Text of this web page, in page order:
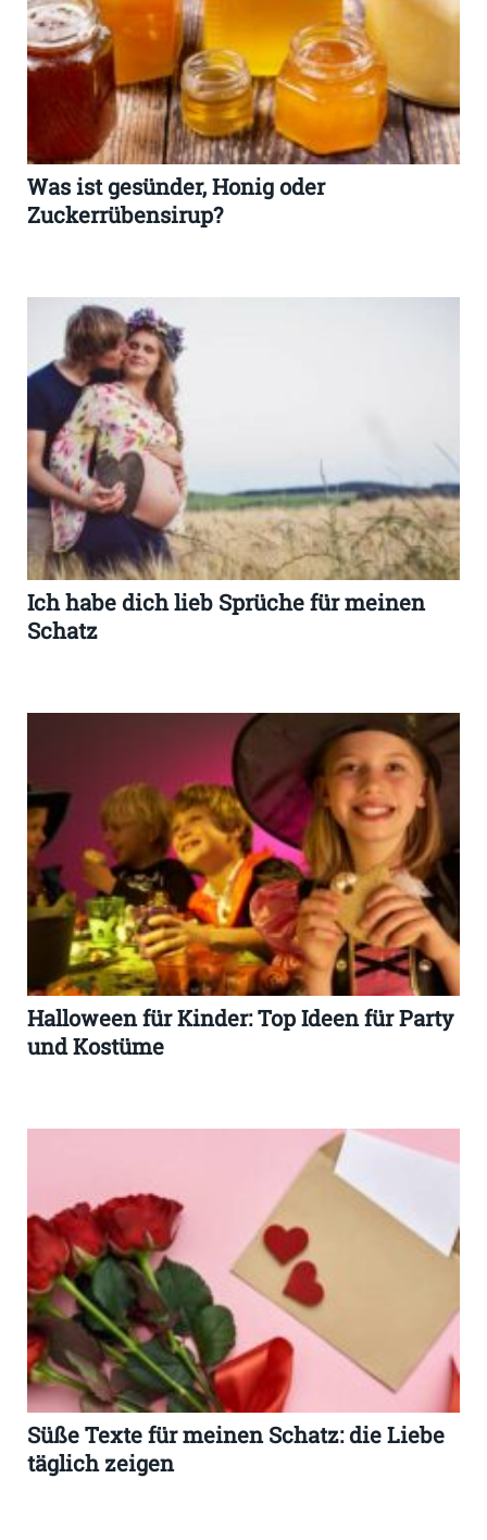
Was ist gesünder, Honig oder
Zuckerrübensirup?
Ich habe dich lieb Sprüche für meinen
Schatz
Halloween für Kinder: Top Ideen für Party
und Kostüme
Süße Texte für meinen Schatz: die Liebe
täglich zeigen